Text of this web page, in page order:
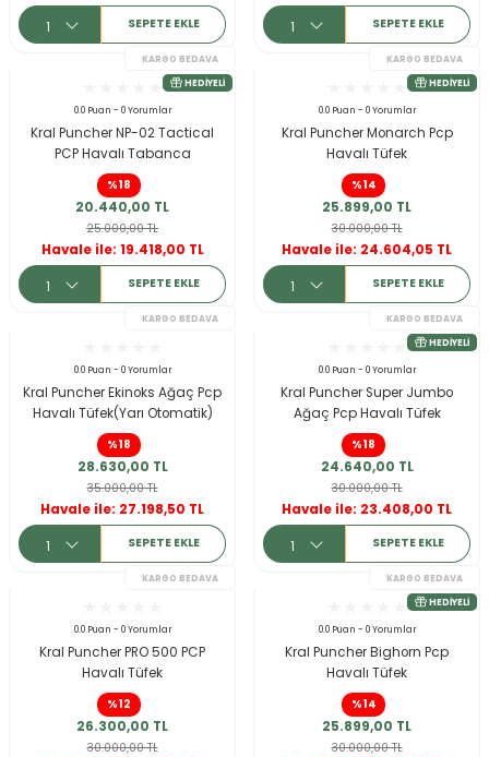
KARGO BEDAVA
SEPETE EKLE SEPETE EKLE
0.0 Puan - 0 Yorumlar
Kral Puncher NP-02 Tactical
PCP Havalı Tabanca
%18
20.440,00 TL
25.000,00 TL
Havale ile: 19.418,00 TL
SEPETE EKLE
0.0 Puan - 0 Yorumlar
Kral Puncher Monarch Pcp
Havalı Tüfek
%14
25.899,00 TL
30.000,00 TL
Havale ile: 24.604,05 TL
SEPETE EKLE
0.0 Puan - 0 Yorumlar
Kral Puncher Ekinoks Ağaç Pcp
Havalı Tüfek(Yarı Otomatik)
%18
28.630,00 TL
35.000,00 TL
Havale ile: 27.198,50 TL
SEPETE EKLE
0.0 Puan - 0 Yorumlar
Kral Puncher Super Jumbo
Ağaç Pcp Havalı Tüfek
%18
24.640,00 TL
30.000,00 TL
Havale ile: 23.408,00 TL
SEPETE EKLE
0.0 Puan - 0 Yorumlar
Kral Puncher PRO 500 PCP
Havalı Tüfek
%12
26.300,00 TL
30.000,00 TL
0.0 Puan - 0 Yorumlar
Kral Puncher Bighorn Pcp
Havalı Tüfek
%14
25.899,00 TL
30.000,00 TL